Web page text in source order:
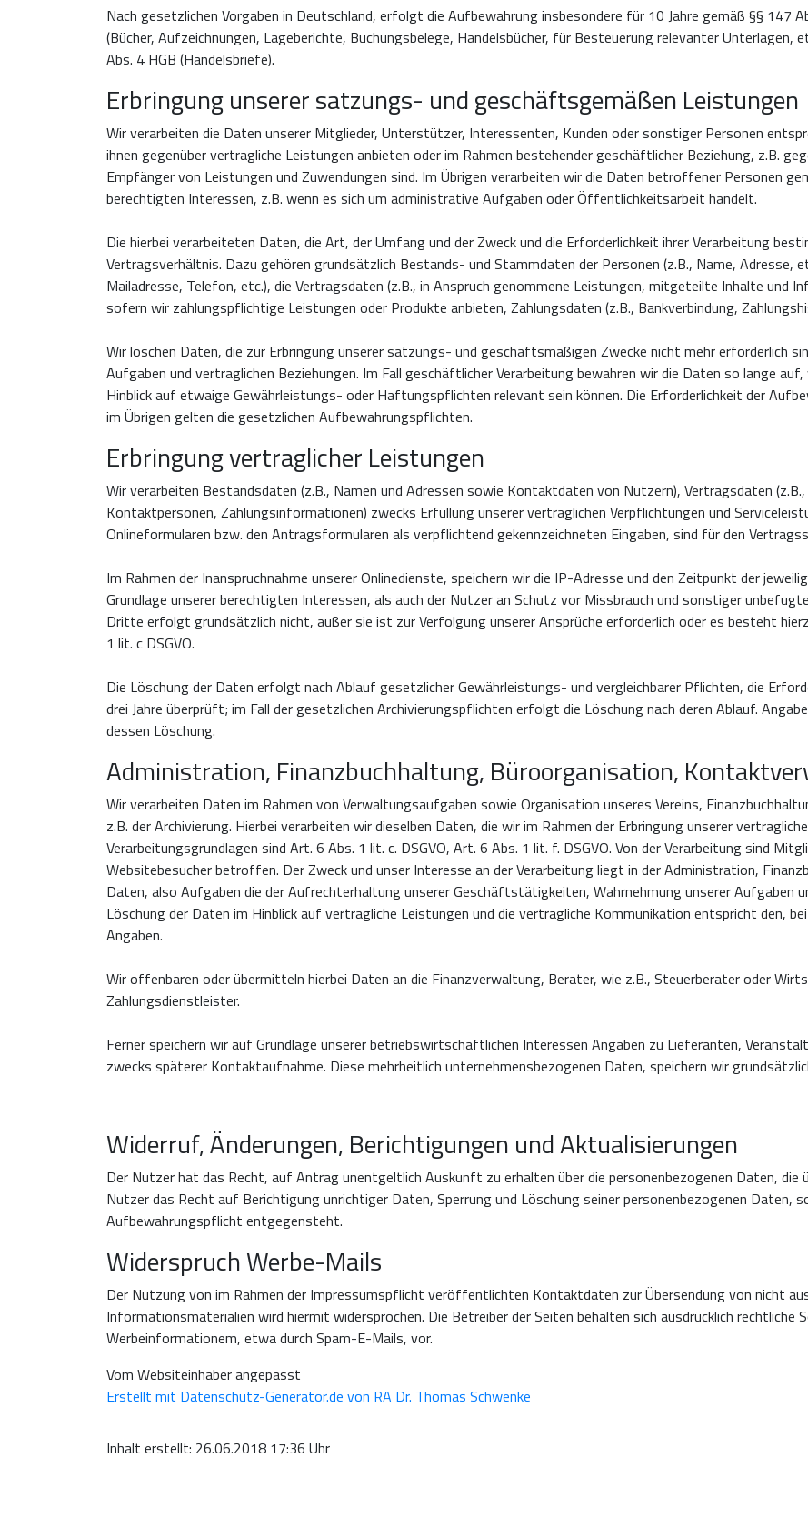
Nach gesetzlichen Vorgaben in Deutschland, erfolgt die Aufbewahrung insbesondere für 10 Jahre gemäß §§ 147
(Bücher, Aufzeichnungen, Lageberichte, Buchungsbelege, Handelsbücher, für Besteuerung relevanter Unterlagen,
Abs. 4 HGB (Handelsbriefe).
Erbringung unserer satzungs- und geschäftsgemäßen Leistungen
Wir verarbeiten die Daten unserer Mitglieder, Unterstützer, Interessenten, Kunden oder sonstiger Personen
ihnen gegenüber vertragliche Leistungen anbieten oder im Rahmen bestehender geschäftlicher Beziehung, z.B.
Empfänger von Leistungen und Zuwendungen sind. Im Übrigen verarbeiten wir die Daten betroffener Personen
berechtigten Interessen, z.B. wenn es sich um administrative Aufgaben oder Öffentlichkeitsarbeit handelt.
Die hierbei verarbeiteten Daten, die Art, der Umfang und der Zweck und die Erforderlichkeit ihrer Verarbeitung
Vertragsverhältnis. Dazu gehören grundsätzlich Bestands- und Stammdaten der Personen (z.B., Name, Adresse,
Mailadresse, Telefon, etc.), die Vertragsdaten (z.B., in Anspruch genommene Leistungen, mitgeteilte Inhalte und
sofern wir zahlungspflichtige Leistungen oder Produkte anbieten, Zahlungsdaten (z.B., Bankverbindung,
Wir löschen Daten, die zur Erbringung unserer satzungs- und geschäftsmäßigen Zwecke nicht mehr erforderlich
Aufgaben und vertraglichen Beziehungen. Im Fall geschäftlicher Verarbeitung bewahren wir die Daten so lange
Hinblick auf etwaige Gewährleistungs- oder Haftungspflichten relevant sein können. Die Erforderlichkeit der
im Übrigen gelten die gesetzlichen Aufbewahrungspflichten.
Erbringung vertraglicher Leistungen
Wir verarbeiten Bestandsdaten (z.B., Namen und Adressen sowie Kontaktdaten von Nutzern), Vertragsdaten
Kontaktpersonen, Zahlungsinformationen) zwecks Erfüllung unserer vertraglichen Verpflichtungen und
Onlineformularen bzw. den Antragsformularen als verpflichtend gekennzeichneten Eingaben, sind für den
Im Rahmen der Inanspruchnahme unserer Onlinedienste, speichern wir die IP-Adresse und den Zeitpunkt der
Grundlage unserer berechtigten Interessen, als auch der Nutzer an Schutz vor Missbrauch und sonstiger
Dritte erfolgt grundsätzlich nicht, außer sie ist zur Verfolgung unserer Ansprüche erforderlich oder es besteht
1 lit. c DSGVO.
Die Löschung der Daten erfolgt nach Ablauf gesetzlicher Gewährleistungs- und vergleichbarer Pflichten, die
drei Jahre überprüft; im Fall der gesetzlichen Archivierungspflichten erfolgt die Löschung nach deren Ablauf.
dessen Löschung.
Administration, Finanzbuchhaltung, Büroorganisation,
Wir verarbeiten Daten im Rahmen von Verwaltungsaufgaben sowie Organisation unseres Vereins,
z.B. der Archivierung. Hierbei verarbeiten wir dieselben Daten, die wir im Rahmen der Erbringung unserer
Verarbeitungsgrundlagen sind Art. 6 Abs. 1 lit. c. DSGVO, Art. 6 Abs. 1 lit. f. DSGVO. Von der Verarbeitung sind
Websitebesucher betroffen. Der Zweck und unser Interesse an der Verarbeitung liegt in der Administration,
Daten, also Aufgaben die der Aufrechterhaltung unserer Geschäftstätigkeiten, Wahrnehmung unserer Aufgaben
Löschung der Daten im Hinblick auf vertragliche Leistungen und die vertragliche Kommunikation entspricht den,
Angaben.
Wir offenbaren oder übermitteln hierbei Daten an die Finanzverwaltung, Berater, wie z.B., Steuerberater oder
Zahlungsdienstleister.
Ferner speichern wir auf Grundlage unserer betriebswirtschaftlichen Interessen Angaben zu Lieferanten,
zwecks späterer Kontaktaufnahme. Diese mehrheitlich unternehmensbezogenen Daten, speichern wir
Widerruf, Änderungen, Berichtigungen und Aktualisierungen
Der Nutzer hat das Recht, auf Antrag unentgeltlich Auskunft zu erhalten über die personenbezogenen Daten, die
Nutzer das Recht auf Berichtigung unrichtiger Daten, Sperrung und Löschung seiner personenbezogenen Daten,
Aufbewahrungspflicht entgegensteht.
Widerspruch Werbe-Mails
Der Nutzung von im Rahmen der Impressumspflicht veröffentlichten Kontaktdaten zur Übersendung von nicht
Informationsmaterialien wird hiermit widersprochen. Die Betreiber der Seiten behalten sich ausdrücklich rechtliche
Werbeinformationem, etwa durch Spam-E-Mails, vor.
Vom Websiteinhaber angepasst
Erstellt mit Datenschutz-Generator.de von RA Dr. Thomas Schwenke
Inhalt erstellt: 26.06.2018 17:36 Uhr